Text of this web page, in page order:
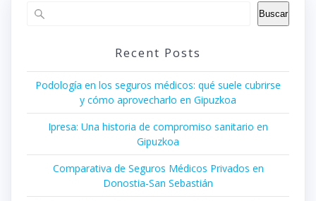
Buscar
Recent Posts
Podología en los seguros médicos: qué suele cubrirse
y cómo aprovecharlo en Gipuzkoa
Ipresa: Una historia de compromiso sanitario en
Gipuzkoa
Comparativa de Seguros Médicos Privados en
Donostia-San Sebastián